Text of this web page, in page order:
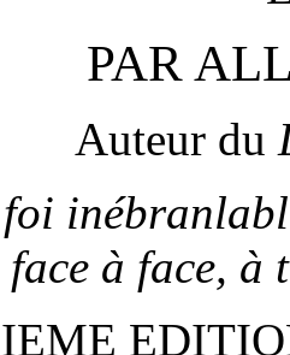
PAR
Auteur du
à face, à